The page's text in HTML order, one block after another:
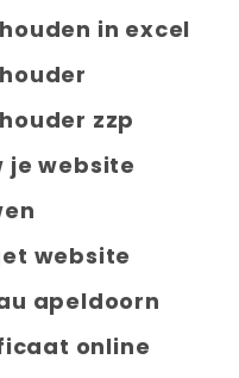
in excel
zzp
je website
website
apeldoorn
online